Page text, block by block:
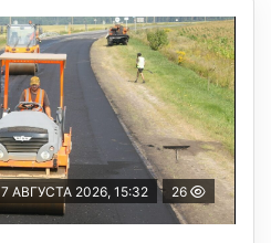
7 АВГУСТА 2026, 15:32 26